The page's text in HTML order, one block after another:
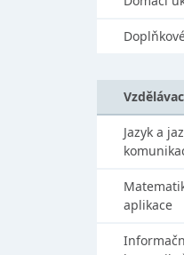
Jazyk a
aplikace